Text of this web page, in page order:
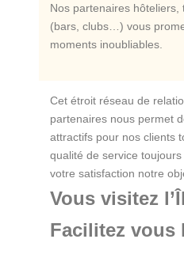
Nos partenaires hôteliers,
(bars, clubs…) vous
moments inoubliables.
Cet étroit réseau de
partenaires nous permet
attractifs pour nos clients
qualité de service
votre satisfaction notre
Vous visitez
Facilitez vous